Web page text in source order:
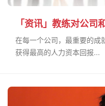
「资讯」教练对公司
在每一个公司，最重要的成
获得最高的人力资本回报...